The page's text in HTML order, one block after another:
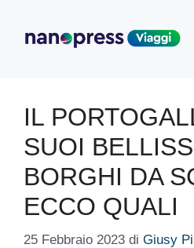
contenuto
IL
SUOI
BORGHI DA
ECCO QUALI
25 Febbraio 2023 di Giusy